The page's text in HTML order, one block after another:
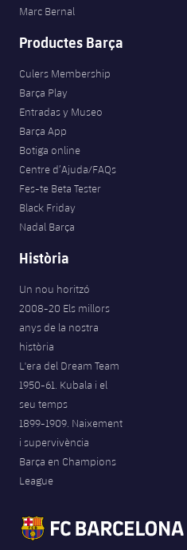
Marc Bernal
Productes Barça
Culers Membership
Barça Play
Entradas y Museo
Barça App
Botiga online
Centre d’Ajuda/FAQs
Fes-te Beta Tester
Black Friday
Nadal Barça
Història
Un nou horitzó
2008-20 Els millors
anys de la nostra
història
L'era del Dream Team
1950-61. Kubala i el
seu temps
1899-1909. Naixement
i supervivència
Barça en Champions
League